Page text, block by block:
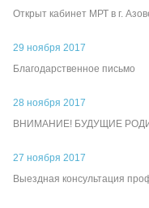
Открыт кабинет МРТ в г.
29 ноября 2017
Благодарственное письмо
28 ноября 2017
ВНИМАНИЕ! БУДУЩИЕ
27 ноября 2017
Выездная консультация